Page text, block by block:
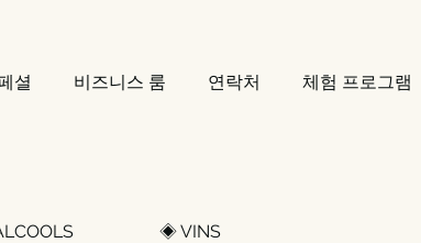
셜 비즈니스 룸 연락처 체험 프로그램
◈ VINS